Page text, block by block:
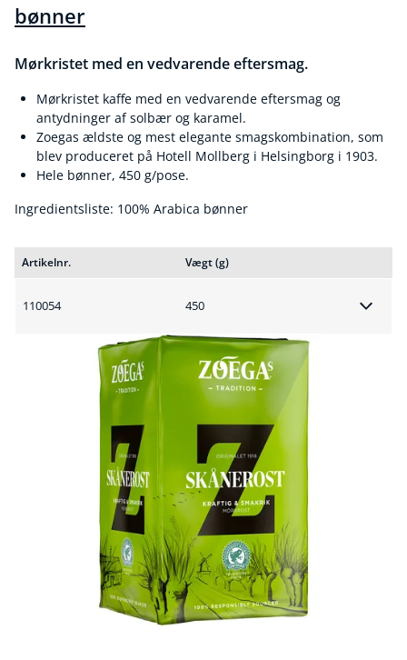
bønner
Mørkristet med en vedvarende eftersmag.
Mørkristet kaffe med en vedvarende eftersmag og
antydninger af solbær og karamel.
Zoegas ældste og mest elegante smagskombination, som
blev produceret på Hotell Mollberg i Helsingborg i 1903.
Hele bønner, 450 g/pose.
Ingredientsliste: 100% Arabica bønner
Artikelnr. Vægt (g)
110054 450